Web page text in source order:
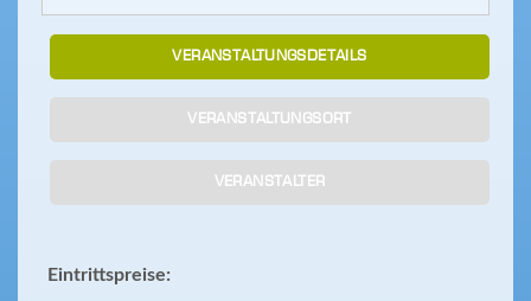
VERANSTALTUNGSDETAILS
VERANSTALTUNGSORT
VERANSTALTER
Eintrittspreise: